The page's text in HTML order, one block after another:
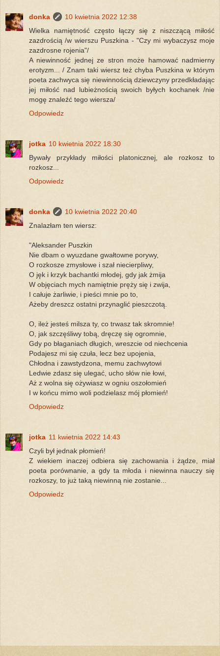
donka
10 kwietnia 2022 12:38
Wielka namiętność często łączy się z niszczącą miłość
zazdrością /w wierszu Puszkina - "Czy mi wybaczysz moje
zazdrosne rojenia"/
A niewinność jednej ze stron może hamować nadmierny
erotyzm... / Znam taki wiersz też chyba Puszkina w którym
poeta zachwyca się niewinnością dziewczyny przedkładając
jej miłość nad lubieżnością swoich byłych kochanek /nie
mogę znaleźć tego wiersza/
Odpowiedz
jotka 10 kwietnia 2022 18:30
Bywały przykłady miłości platonicznej, ale rozkosz to
rozkosz...
Odpowiedz
donka
10 kwietnia 2022 20:40
Znalazłam ten wiersz:
"Aleksander Puszkin
Nie dbam o wyuzdane gwałtowne porywy,
O rozkosze zmysłowe i szał niecierpliwy,
O jęk i krzyk bachantki młodej, gdy jak żmija
W objęciach mych namiętnie pręży się i zwija,
I całuje żarliwie, i pieści mnie po to,
Ażeby dreszcz ostatni przynaglić pieszczotą.
O, ileż jesteś milsza ty, co trwasz tak skromnie!
O, jak szczęśliwy tobą, dręczę się ogromnie,
Gdy po błaganiach długich, wreszcie od niechcenia
Podajesz mi się czuła, lecz bez upojenia,
Chłodna i zawstydzona, memu zachwytowi
Ledwie zdasz się ulegać, ucho słów nie łowi,
Aż z wolna się ożywiasz w ogniu oszołomień
I w końcu mimo woli podzielasz mój płomień!
Odpowiedz
jotka 11 kwietnia 2022 14:43
Czyli był jednak płomień!
Z wiekiem inaczej odbiera się zachowania i żądze, miał
poeta porównanie, a gdy ta młoda i niewinna nauczy się
rozkoszy, to już taką niewinną nie zostanie...
Odpowiedz